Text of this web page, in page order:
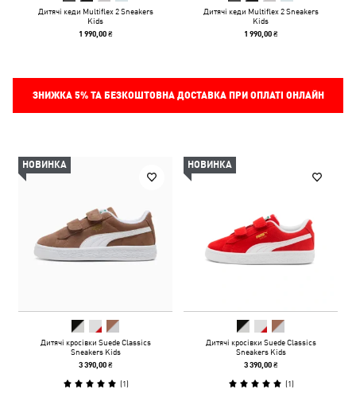
Дитячі кеди Multiflex 2 Sneakers
Kids
1 990,00 ₴
Дитячі кеди Multiflex 2 Sneakers
Kids
1 990,00 ₴
ЗНИЖКА 5%ТА БЕЗКОШТОВНА ДОСТАВКА ПРИ ОПЛАТІ ОНЛАЙН
НОВИНКА
Дитячі кросівки Suede Classics
Sneakers Kids
3 390,00 ₴
(1)
НОВИНКА
Дитячі кросівки Suede Classics
Sneakers Kids
3 390,00 ₴
(1)